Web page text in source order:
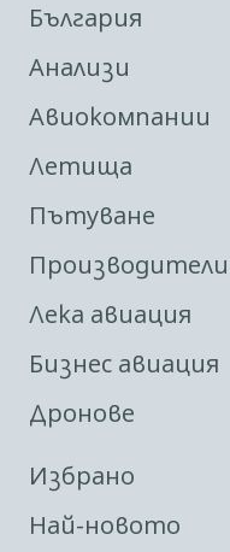
България
Анализи
Авиокомпании
Летища
Пътуване
Производители
Лека авиация
Бизнес авиация
Дронове
Избрано
Най-новото